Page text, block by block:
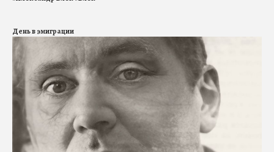
День в эмиграции